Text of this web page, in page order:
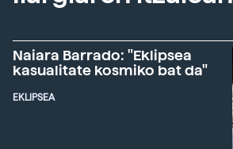
Naiara Barrado: "Eklipsea
kasualitate kosmiko bat da"
EKLIPSEA